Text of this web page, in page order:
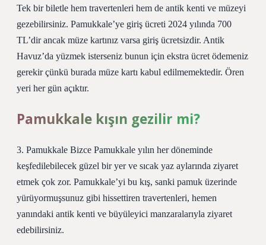
Tek bir biletle hem travertenleri hem de antik kenti ve müzeyi
gezebilirsiniz. Pamukkale’ye giriş ücreti 2024 yılında 700
TL’dir ancak müze kartınız varsa giriş ücretsizdir. Antik
Havuz’da yüzmek isterseniz bunun için ekstra ücret ödemeniz
gerekir çünkü burada müze kartı kabul edilmemektedir. Ören
yeri her gün açıktır.
Pamukkale kışın gezilir mi?
3. Pamukkale Bizce Pamukkale yılın her döneminde
keşfedilebilecek güzel bir yer ve sıcak yaz aylarında ziyaret
etmek çok zor. Pamukkale’yi bu kış, sanki pamuk üzerinde
yürüyormuşsunuz gibi hissettiren travertenleri, hemen
yanındaki antik kenti ve büyüleyici manzaralarıyla ziyaret
edebilirsiniz.